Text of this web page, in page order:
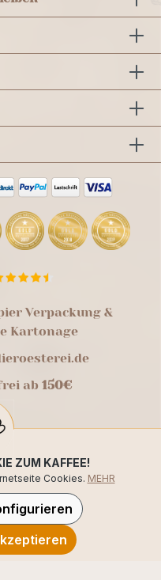
Verpackung &
Kartonage
ab 150€
ZUM KAFFEE!
Cookies. MEHR